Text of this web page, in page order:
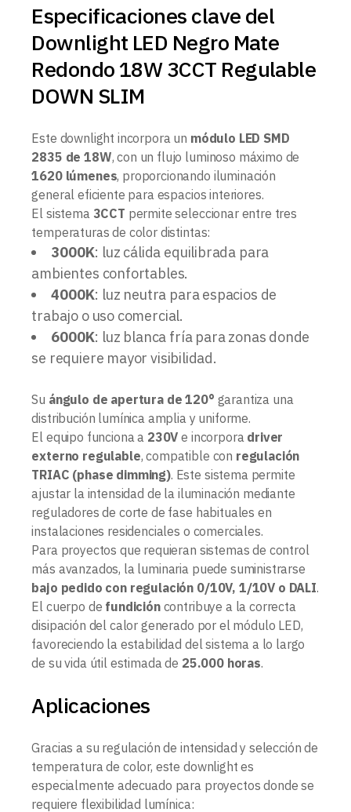
Especificaciones clave del
Downlight LED Negro Mate
Redondo 18W 3CCT Regulable
DOWN SLIM
Este downlight incorpora un módulo LED SMD
2835 de 18W, con un flujo luminoso máximo de
1620 lúmenes, proporcionando iluminación
general eficiente para espacios interiores.
El sistema 3CCT permite seleccionar entre tres
temperaturas de color distintas:
3000K: luz cálida equilibrada para
ambientes confortables.
4000K: luz neutra para espacios de
trabajo o uso comercial.
6000K: luz blanca fría para zonas donde
se requiere mayor visibilidad.
Su ángulo de apertura de 120° garantiza una
distribución lumínica amplia y uniforme.
El equipo funciona a 230V e incorpora driver
externo regulable, compatible con regulación
TRIAC (phase dimming). Este sistema permite
ajustar la intensidad de la iluminación mediante
reguladores de corte de fase habituales en
instalaciones residenciales o comerciales.
Para proyectos que requieran sistemas de control
más avanzados, la luminaria puede suministrarse
bajo pedido con regulación 0/10V, 1/10V o DALI.
El cuerpo de fundicióncontribuye a la correcta
disipación del calor generado por el módulo LED,
favoreciendo la estabilidad del sistema a lo largo
de su vida útil estimada de 25.000 horas.
Aplicaciones
Gracias a su regulación de intensidad y selección de
temperatura de color, este downlight es
especialmente adecuado para proyectos donde se
requiere flexibilidad lumínica: